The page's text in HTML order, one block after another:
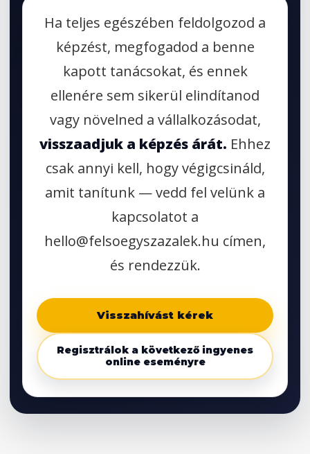
Ha teljes egészében feldolgozod a
képzést, megfogadod a benne
kapott tanácsokat, és ennek
ellenére sem sikerül elindítanod
vagy növelned a vállalkozásodat,
visszaadjuk a képzés árát. Ehhez
csak annyi kell, hogy végigcsináld,
amit tanítunk — vedd fel velünk a
kapcsolatot a
hello@felsoegyszazalek.hu címen,
és rendezzük.
Visszahívást kérek
Regisztrálok a következő ingyenes
online eseményre